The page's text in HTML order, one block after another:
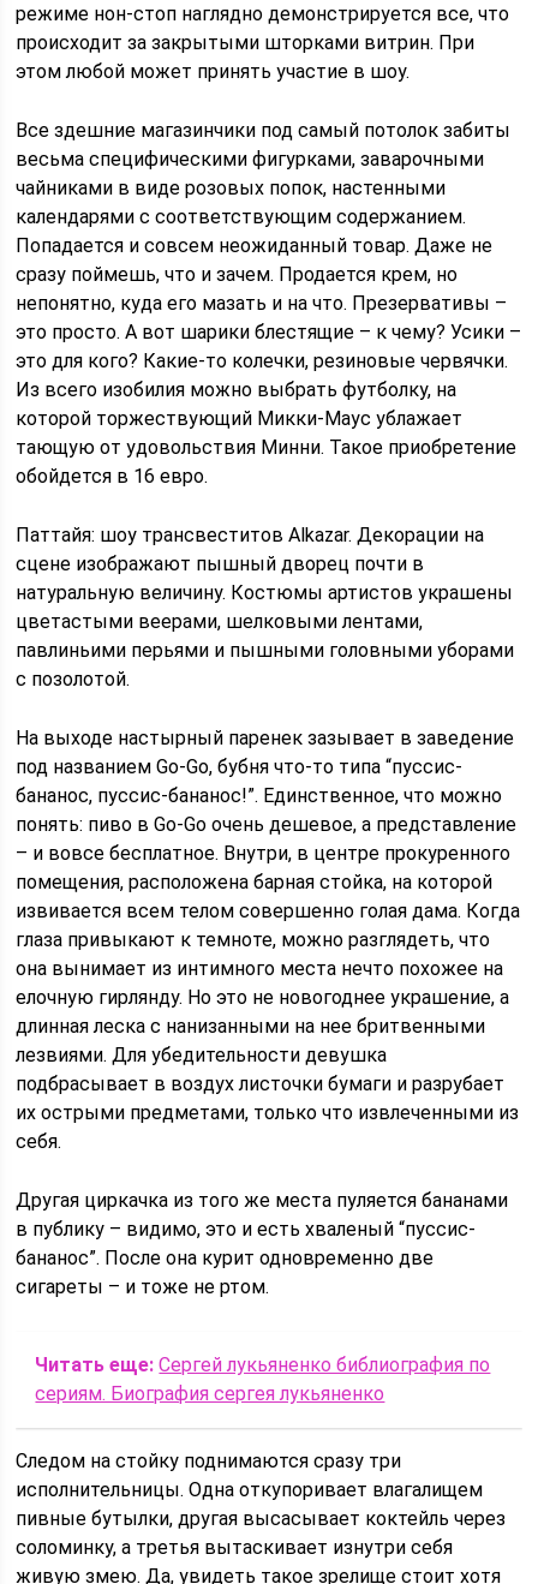
режиме нон-стоп наглядно демонстрируется все, что
происходит за закрытыми шторками витрин. При
этом любой может принять участие в шоу.
Все здешние магазинчики под самый потолок забиты
весьма специфическими фигурками, заварочными
чайниками в виде розовых попок, настенными
календарями с соответствующим содержанием.
Попадается и совсем неожиданный товар. Даже не
сразу поймешь, что и зачем. Продается крем, но
непонятно, куда его мазать и на что. Презервативы –
это просто. А вот шарики блестящие – к чему? Усики –
это для кого? Какие-то колечки, резиновые червячки.
Из всего изобилия можно выбрать футболку, на
которой торжествующий Микки-Маус ублажает
тающую от удовольствия Минни. Taкoe приобретение
обойдется в 16 евро.
Паттайя: шоу трансвеститов Alkazar. Декорации на
сцене изображают пышный дворец почти в
натуральную величину. Костюмы артистов украшены
цветастыми веерами, шелковыми лентами,
павлиньими перьями и пышными головными уборами
с позолотой.
На выходе настырный паренек зазывает в заведение
под названием Go-Go, бубня что-то типа “пуссис-
бананос, пуссис-бананос!”. Единственное, что можно
понять: пиво в Go-Go очень дешевое, а представление
– и вовсе бесплатное. Внутри, в центре прокуренного
помещения, расположена барная стойка, на которой
извивается всем телом совершенно голая дама. Когда
глаза привыкают к темноте, можно разглядеть, что
она вынимает из интимного места нечто похожее на
елочную гирлянду. Но это не новогоднее украшение, а
длинная леска с нанизанными на нее бритвенными
лезвиями. Для убедительности девушка
подбрасывает в воздух листочки бумаги и разрубает
их острыми предметами, только что извлеченными из
себя.
Другая циркачка из того же места пуляется бананами
в публику – видимо, это и есть хваленый “пуссис-
бананос”. После она курит одновременно две
сигареты – и тоже не ртом.
Читать еще: Сергей лукьяненко библиография по
сериям. Биография сергея лукьяненко
Следом на стойку поднимаются сразу три
исполнительницы. Одна откупоривает влагалищем
пивные бутылки, другая высасывает коктейль через
соломинку, а третья вытаскивает изнутри себя
живую змею. Да, увидеть такое зрелище стоит хотя